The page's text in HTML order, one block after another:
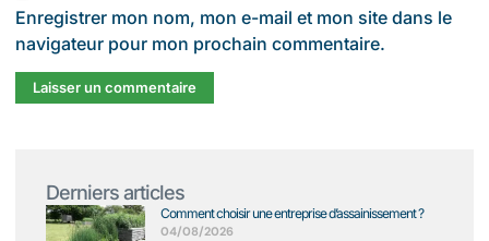
Enregistrer mon nom, mon e-mail et mon site dans le
navigateur pour mon prochain commentaire.
Derniers articles
Comment choisir une entreprise d’assainissement ?
04/08/2026